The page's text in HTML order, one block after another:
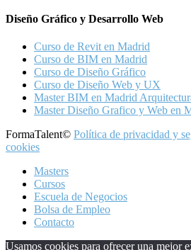
Diseño Gráfico y Desarrollo Web
Curso de Revit en Madrid
Curso de BIM en Madrid
Curso de Diseño Gráfico
Curso de Diseño Web y UX
Master BIM en Madrid
Master Diseño Grafico y Web en
FormaTalent© Política de privacidad y
cookies
Masters
Cursos
Escuela de Negocios
Bolsa de Empleo
Contacto
Usamos cookies para ofrecer una mejor